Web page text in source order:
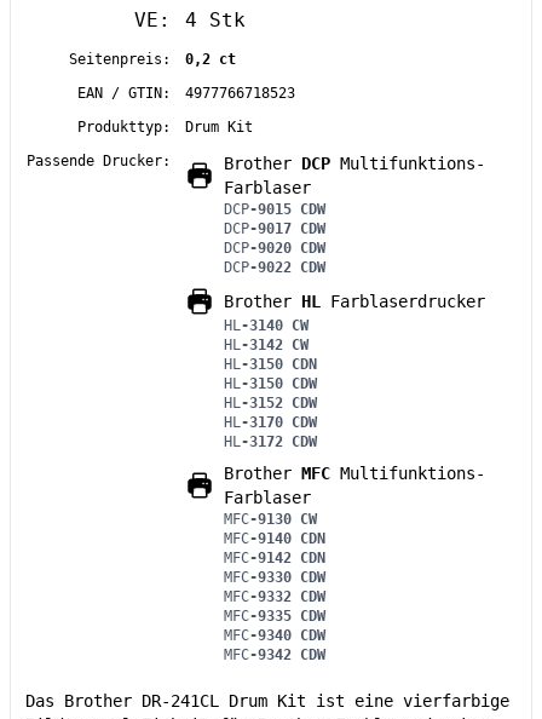
VE: 4 Stk
Seitenpreis:
0,2 ct
EAN / GTIN:
4977766718523
Produkttyp:
Drum Kit
Passende Drucker:
Brother DCP Multifunktions-
Farblaser
DCP-9015 CDW
DCP-9017 CDW
DCP-9020 CDW
DCP-9022 CDW
Brother HL Farblaserdrucker
HL -3140 CW
HL -3142 CW
HL -3150 CDN
HL -3150 CDW
HL -3152 CDW
HL -3170 CDW
HL -3172 CDW
Brother MFC Multifunktions-
Farblaser
MFC-9130 CW
MFC-9140 CDN
MFC-9142 CDN
MFC-9330 CDW
MFC-9332 CDW
MFC-9335 CDW
MFC-9340 CDW
MFC-9342 CDW
Das Brother DR-241CL Drum Kit ist eine vierfarbige